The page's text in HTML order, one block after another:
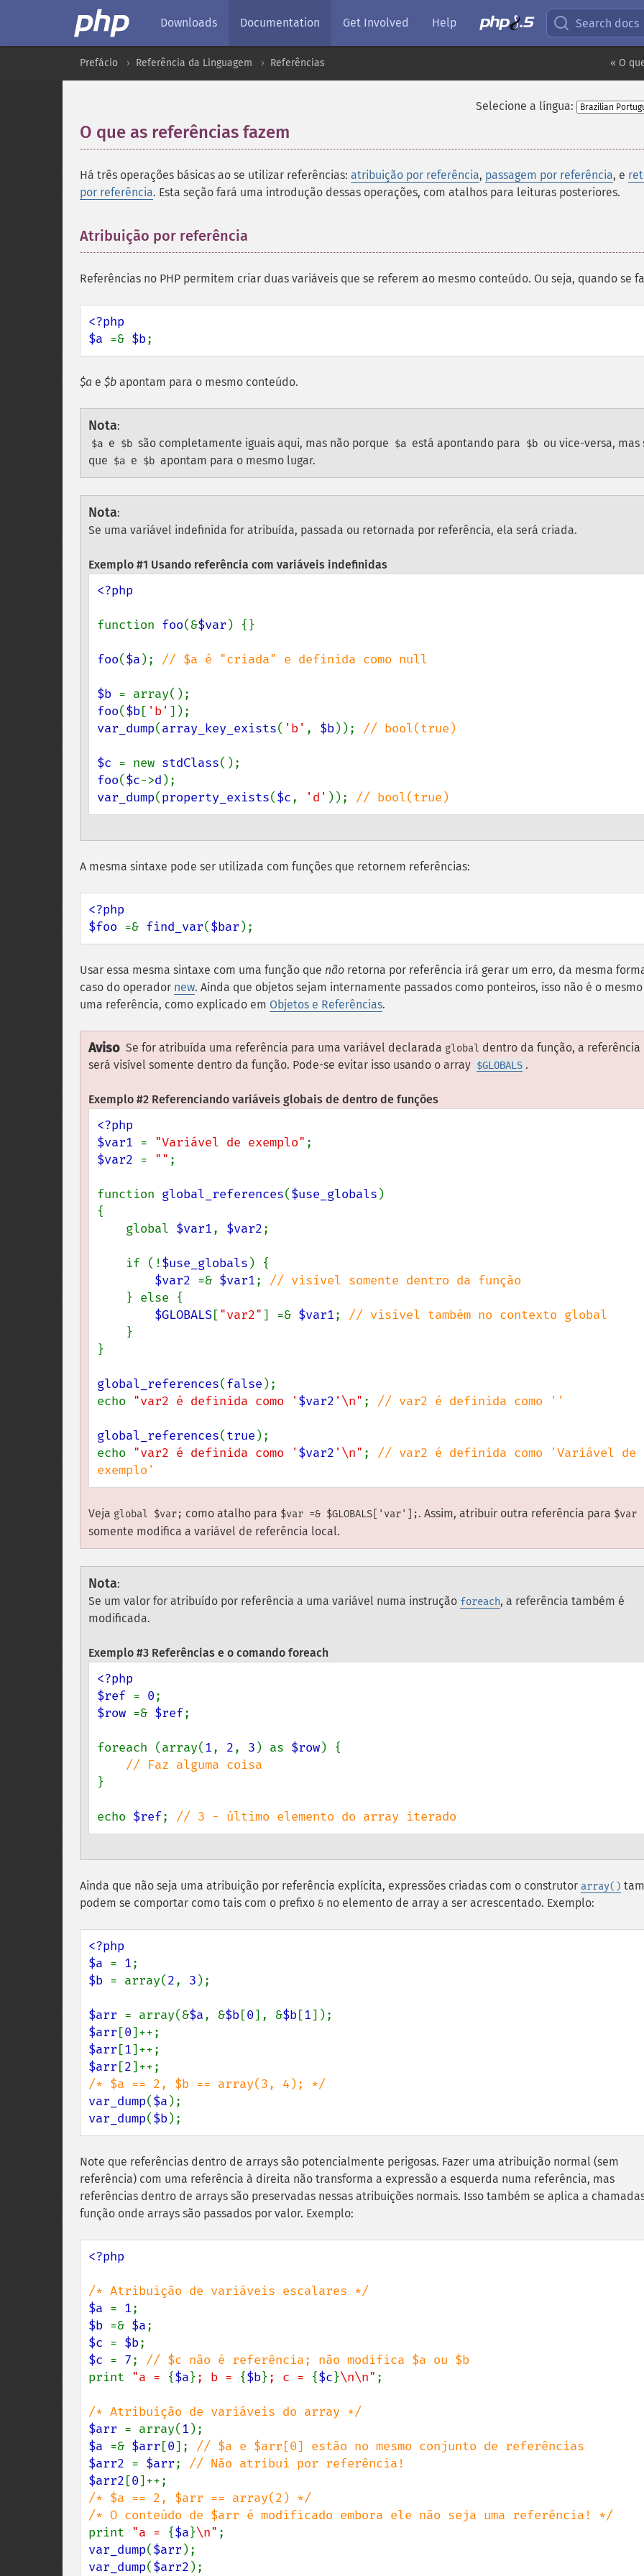
Downloads Documentation Get Involved Help Search docs
« O
Prefácio Referência da Linguagem Referências
Selecione a língua:
O que as referências fazem
Há três operações básicas ao se utilizar referências: atribuição por referência, passagem por referência, e
por referência. Esta seção fará uma introdução dessas operações, com atalhos para leituras posteriores.
Atribuição por referência
Referências no PHP permitem criar duas variáveis que se referem ao mesmo conteúdo. Ou seja, quando se
<?php
$a =& $b;
$a e $b apontam para o mesmo conteúdo.
Nota:
$a e $b são completamente iguais aqui, mas não porque $a está apontando para $b ou vice-versa, mas
que
$a e $b apontam para o mesmo lugar.
Nota:
Se uma variável indefinida for atribuída, passada ou retornada por referência, ela será criada.
Exemplo #1 Usando referência com variáveis indefinidas
<?php
function foo(&$var ) {}
foo($a ); // $a é "criada" e definida como null
$b
foo($b[ 'b'
var_dump(array_key_exists( 'b' , $b)); // bool(true)
$c = new stdClass
foo($c->d
var_dump(property_exists($c, 'd' )); // bool(true)
A mesma sintaxe pode ser utilizada com funções que retornem referências:
<?php
$foo =& find_var($bar );
Usar essa mesma sintaxe com uma função que não retorna por referência irá gerar um erro, da mesma
caso do operador new. Ainda que objetos sejam internamente passados como ponteiros, isso não é o
uma referência, como explicado em Objetos e Referências.
Aviso Se for atribuída uma referência para uma variável declarada global dentro da função, a referência
será visível somente dentro da função. Pode-se evitar isso usando o array $GLOBALS .
Exemplo #2 Referenciando variáveis globais de dentro de funções
<?php
$var1 = "Variável de exemplo"
$var2 = "" ;
function global_references($use_globals )
{
    global
$var1, $var2;
    if (!
$use_globals ) {
$var2 =& $var1; // visível somente dentro da função
} else {
$GLOBALS["var2"] =& $var1; // visível também no contexto global
}
}
global_references(false );
echo "var2 é definida como ' $var2 '\n" ; // var2 é definida como ''
global_references(true );
echo "var2 é definida como ' $var2 '\n" ; // var2 é definida como 'Variável de
exemplo'
Veja global $var; como atalho para $var =& $GLOBALS['var'];. Assim, atribuir outra referência para $var
somente modifica a variável de referência local.
Nota:
Se um valor for atribuído por referência a uma variável numa instrução foreach, a referência também é
modificada.
Exemplo #3 Referências e o comando foreach
<?php
$ref = 0
$row =& $ref;
foreach (array(1, 2, 3 ) as $row) {
}
echo $ref; // 3 - último elemento do array iterado
Ainda que não seja uma atribuição por referência explícita, expressões criadas com o construtor array()
podem se comportar como tais com o prefixo & no elemento de array a ser acrescentado. Exemplo:
<?php
$a = 1
$b = array(2, 3 );
$arr = array(&$a, &$b[0], &$b[1
$arr [0
$arr [1
$arr [2
var_dump($a
var_dump($b);
Note que referências dentro de arrays são potencialmente perigosas. Fazer uma atribuição normal (sem
referência) com uma referência à direita não transforma a expressão a esquerda numa referência, mas
referências dentro de arrays são preservadas nessas atribuições normais. Isso também se aplica a
função onde arrays são passados por valor. Exemplo:
<?php
$a = 1
$b =& $a
$c = $b
$c = 7;
print "a = {$a}; b = {$b}; c = {$c}\n\n" ;
$arr = array(1
$a =& $arr [0];
$arr2 = $arr;
$arr2 [0
/* $a == 2, $arr == array(2) */
print "a = {$a}\n"
var_dump($arr
var_dump($arr2 );